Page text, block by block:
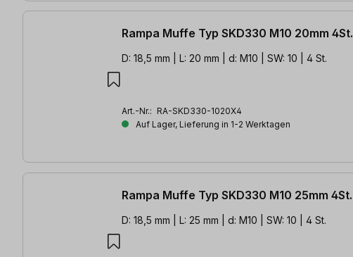
Rampa Muffe Typ SKD330 M10 20mm 4St.
D: 18,5 mm | L: 20 mm | d: M10 | SW: 10 | 4 St.
Art.-Nr.: RA-SKD330-1020X4
Auf Lager, Lieferung in 1-2 Werktagen
Rampa Muffe Typ SKD330 M10 25mm 4St.
D: 18,5 mm | L: 25 mm | d: M10 | SW: 10 | 4 St.